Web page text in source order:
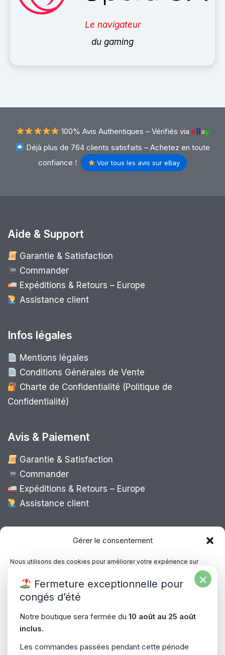
Gérer le consentement
Nous utilisons des cookies pour améliorer votre expérience sur
notre site, analyser le trafic et proposer des contenus personnalisés.
Vous pouvez accepter, refuser ou gérer vos préférences à tout
moment.
Gérer les services
Le navigateur
du gaming
100% Avis Authentiques – Vérifiés via eBay
Déjà plus de 764 clients satisfaits – Achetez en toute
confiance !
Voir tous les avis sur eBay
Aide & Support
Garantie & Satisfaction
Commander
Expéditions & Retours – Europe
Assistance client
Infos légales
Mentions légales
Conditions Générales de Vente
Charte de Confidentialité (Politique de
Confidentialité)
Avis & Paiement
Garantie & Satisfaction
Commander
Expéditions & Retours – Europe
Assistance client
Expédition Europe
Livraison rapide dans toute l’Europe via
“ Mondial Relay
×
Fermeture exceptionnelle pour
congés d’été
Notre boutique sera fermée du 10 août au 25 août
inclus.
Les commandes passées pendant cette période